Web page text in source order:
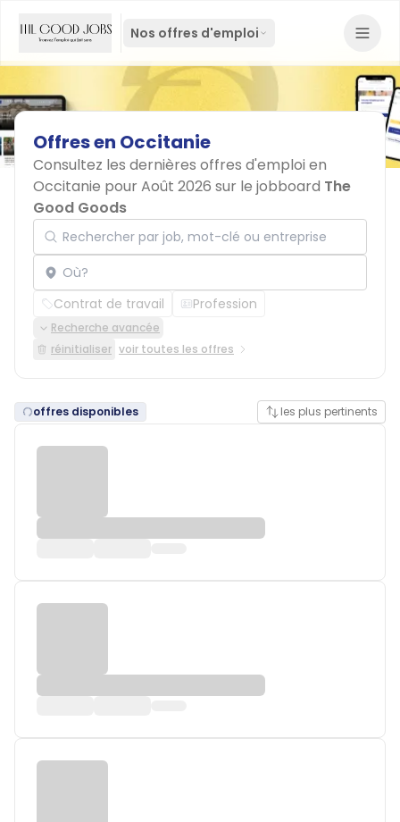
Nos offres d'emploi
Offresen Occitanie
Consultez les dernières offres d'emploi en
Occitanie pour Août 2026 sur le jobboard The
Good Goods
Rechercher par job, mot-clé ou entreprise
Localisation
Contrat de travail Profession
Recherche avancée
réinitialiser voir toutes les offres
offres disponibles les plus pertinents